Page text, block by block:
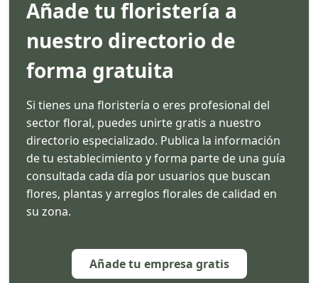
Añade tu floristería a
nuestro directorio de
forma gratuita
Si tienes una floristería o eres profesional del
sector floral, puedes unirte gratis a nuestro
directorio especializado. Publica la información
de tu establecimiento y forma parte de una guía
consultada cada día por usuarios que buscan
flores, plantas y arreglos florales de calidad en
su zona.
Añade tu empresa gratis